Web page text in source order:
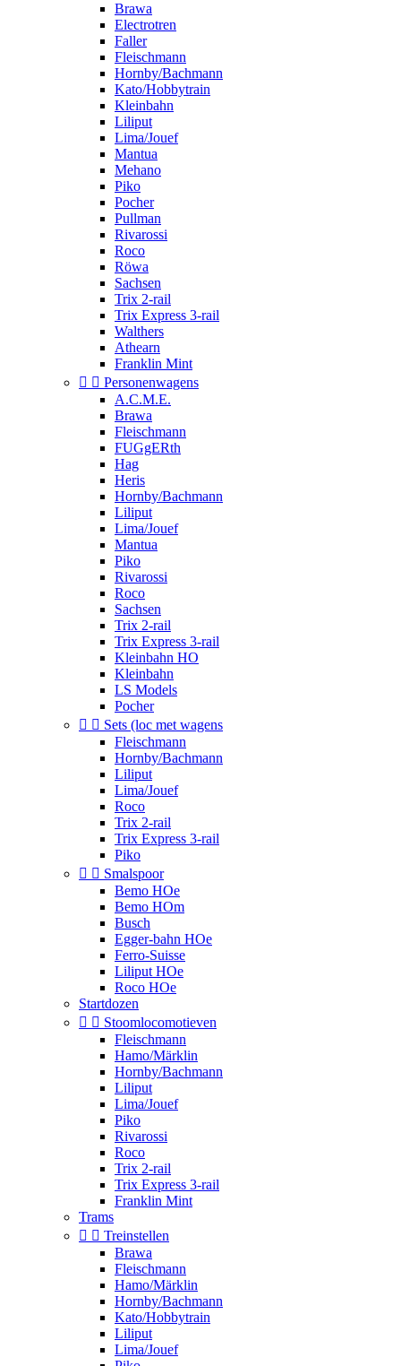
Brawa
Electrotren
Faller
Fleischmann
Hornby/Bachmann
Kato/Hobbytrain
Kleinbahn
Liliput
Lima/Jouef
Mantua
Mehano
Piko
Pocher
Pullman
Rivarossi
Roco
Röwa
Sachsen
Trix 2-rail
Trix Express 3-rail
Walthers
Athearn
Franklin Mint
  Personenwagens
A.C.M.E.
Brawa
Fleischmann
FUGgERth
Hag
Heris
Hornby/Bachmann
Liliput
Lima/Jouef
Mantua
Piko
Rivarossi
Roco
Sachsen
Trix 2-rail
Trix Express 3-rail
Kleinbahn HO
Kleinbahn
LS Models
Pocher
  Sets (loc met wagens
Fleischmann
Hornby/Bachmann
Liliput
Lima/Jouef
Roco
Trix 2-rail
Trix Express 3-rail
Piko
  Smalspoor
Bemo HOe
Bemo HOm
Busch
Egger-bahn HOe
Ferro-Suisse
Liliput HOe
Roco HOe
Startdozen
  Stoomlocomotieven
Fleischmann
Hamo/Märklin
Hornby/Bachmann
Liliput
Lima/Jouef
Piko
Rivarossi
Roco
Trix 2-rail
Trix Express 3-rail
Franklin Mint
Trams
  Treinstellen
Brawa
Fleischmann
Hamo/Märklin
Hornby/Bachmann
Kato/Hobbytrain
Liliput
Lima/Jouef